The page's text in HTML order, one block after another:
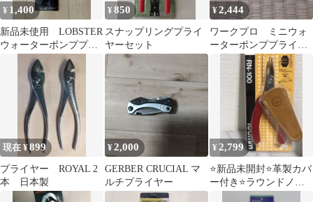
¥ 1,400
新品未使用 LOBSTER
ウォーターポンププラ
イヤー WP250H 250mm
¥850
スナップリングプライ
ヤーセット
¥2,444
ワークプロ ミニウォ
ーターポンププライヤ
現在 ¥899
プライヤー ROYAL 2
本 日本製
¥2,000
GERBER CRUCIAL マ
ルチプライヤー
¥ 2,799
⭐️新品未開封⭐️革製カバ
ー付き⭐️ラウンドノー
ズプライヤ ステンレ